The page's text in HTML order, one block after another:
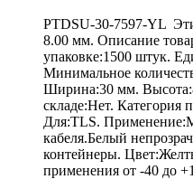
PTDSU-30-7597-YL
8.00 мм. Описание
упаковке:1500 штук.
Минимальное
Ширина:30 мм.
складе:Нет. Категория
Для:TLS.
кабеля.Белый
контейнеры.
применения от -40 до